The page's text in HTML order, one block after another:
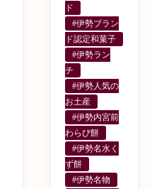
ド
#伊勢ブラン
ド認定和菓子
#伊勢ラン
チ
#伊勢人気の
お土産
#伊勢内宮前
わらび餅
#伊勢名水く
ず餅
#伊勢名物